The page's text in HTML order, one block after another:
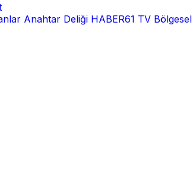
Anahtar Deliği HABER61 TV Bölgesel